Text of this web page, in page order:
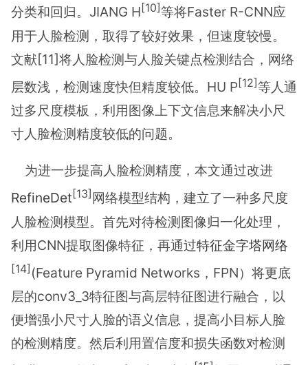
分类和回归。JIANG H [10]等将Faster R-CNN应
用于人脸检测，取得了较好效果，但速度较慢。
文献[11]将人脸检测与人脸关键点检测结合，网络
层数浅，检测速度快但精度较低。HU P[12]等人通
过多尺度模板，利用图像上下文信息来解决小尺
寸人脸检测精度较低的问题。
为进一步提高人脸检测精度，本文通过改进
RefineDet [13] 网络模型结构，建立了一种多尺度
人脸检测模型。首先对待检测图像归一化处理，
利用CNN提取图像特征，再通过特征金字塔网络
[14] (Feature Pyramid Networks，FPN）将更底
层的conv3_3特征图与高层特征图进行融合，以
便增强小尺寸人脸的语义信息，提高小目标人脸
的检测精度。然后利用置信度和损失函数对检测